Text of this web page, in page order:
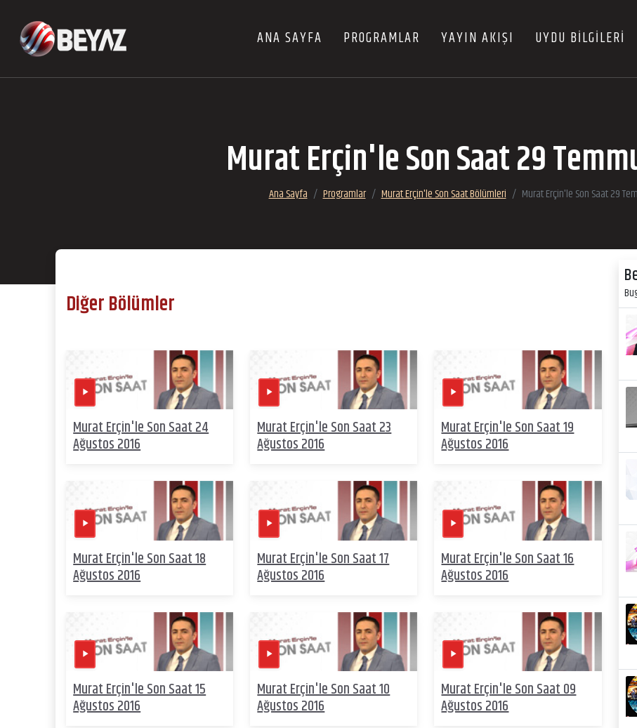
ANA SAYFA PROGRAMLAR YAYIN AKIŞI UYDU BİLGİLERİ
Murat Erçin'le Son Saat 29
Ana Sayfa Programlar Murat Erçin'le Son Saat Bölümleri Murat Erçin'le Son Saat 29
Diğer Bölümler
Murat Erçin'le Son Saat 24
Ağustos 2016
Murat Erçin'le Son Saat 23
Ağustos 2016
Murat Erçin'le Son Saat 19
Ağustos 2016
Murat Erçin'le Son Saat 18
Ağustos 2016
Murat Erçin'le Son Saat 17
Ağustos 2016
Murat Erçin'le Son Saat 16
Ağustos 2016
Murat Erçin'le Son Saat 15
Ağustos 2016
Murat Erçin'le Son Saat 10
Ağustos 2016
Murat Erçin'le Son Saat 09
Ağustos 2016